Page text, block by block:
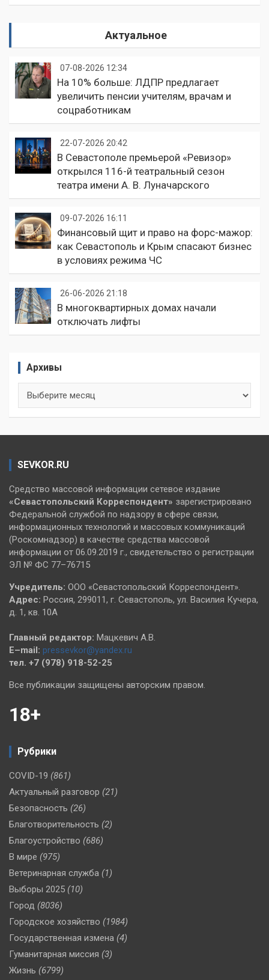
Актуальное
07-08-2026 12:34
На 10% больше: ЛДПР предлагает
увеличить пенсии учителям, врачам и
соцработникам
22-07-2026 20:42
В Севастополе премьерой «Ревизор»
открылся 116-й театральный сезон
театра имени А. В. Луначарского
09-07-2026 16:11
Финансовый щит и право на форс-мажор:
как Севастополь и Крым спасают бизнес
в условиях режима ЧС
26-06-2026 21:18
В многоквартирных домах начали
отключать лифты
Архивы
SEVKOR.RU
Средство массовой информации сетевое издание
«Севастопольский Корреспондент» зарегистрировано
Федеральной службой по надзору в сфере связи,
информационных технологий и массовых коммуникаций
(Роскомнадзор) в качестве средства массовой
информации от 06.09.2019 г., свидетельство о регистрации
ЭЛ № ФС 77–76715
Учредитель: ООО «Севастопольский Корреспондент».
Адрес: Россия, 299011, г. Севастополь, ул. Василия Кучера,
д. 1, кв. 10А
Главный редактор: Мацкевич А.В.
E–mail: pressevkor@yandex.ru
тел. +7 (978) 918-52-25
Все публикации защищены авторским правом.
18+
Рубрики
COVID-19 (861)
Актуальный разговор (21)
Безопасность (26)
Благотворительность (2)
Благоустройство (686)
В мире (975)
Ветеринарная служба (1)
Выборы 2025 (10)
Город (8036)
Городское хозяйство (1984)
Государственная измена (4)
Гуманитарная миссия (3)
Жизнь (6799)